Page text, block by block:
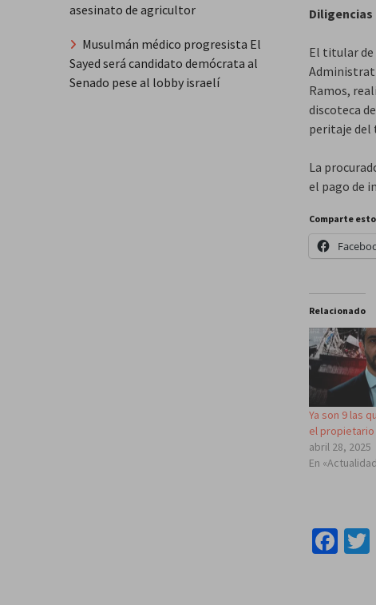
El titular de
Ramos,
discoteca
peritaje del
La
el pago de
Comparte
Relacionado
Ya son 9 las
el
abril 28, 2025
En
asesinato de agricultor
Musulmán médico progresista El
Sayed será candidato demócrata al
Senado pese al lobby israelí